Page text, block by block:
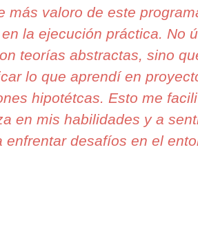
más valoro de este
la ejecución práctica. No
teorías abstractas, sino
lo que aprendí en
hipotétcas. Esto me
en mis habilidades y a
enfrentar desafíos en el